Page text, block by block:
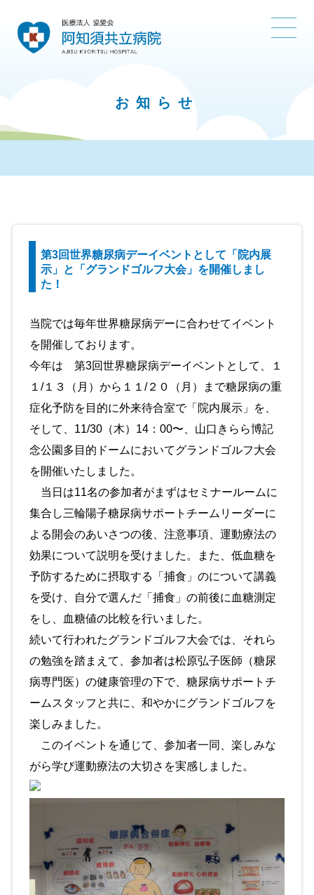
お知らせ
第3回世界糖尿病デーイベントとして「院内展
示」と「グランドゴルフ大会」を開催しまし
た！
当院では毎年世界糖尿病デーに合わせてイベント
を開催しております。
今年は 第3回世界糖尿病デーイベントとして、１
１/１３（月）から１１/２０（月）まで糖尿病の重
症化予防を目的に外来待合室で「院内展示」を、
そして、11/30（木）14：00〜、山口きらら博記
念公園多目的ドームにおいてグランドゴルフ大会
を開催いたしました。
当日は11名の参加者がまずはセミナールームに
集合し三輪陽子糖尿病サポートチームリーダーに
よる開会のあいさつの後、注意事項、運動療法の
効果について説明を受けました。また、低血糖を
予防するために摂取する「捕食」のについて講義
を受け、自分で選んだ「捕食」の前後に血糖測定
をし、血糖値の比較を行いました。
続いて行われたグランドゴルフ大会では、それら
の勉強を踏まえて、参加者は松原弘子医師（糖尿
病専門医）の健康管理の下で、糖尿病サポートチ
ームスタッフと共に、和やかにグランドゴルフを
楽しみました。
このイベントを通じて、参加者一同、楽しみな
がら学び運動療法の大切さを実感しました。